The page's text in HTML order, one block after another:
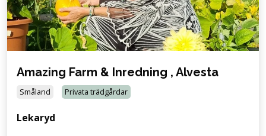
Amazing Farm & Inredning , Alvesta
Småland Privata trädgårdar
Lekaryd